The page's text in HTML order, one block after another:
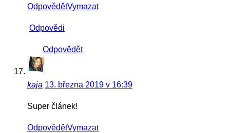
OdpovědětVymazat
Odpovědi
Odpovědět
kaja 13. března 2019 v 16:39
Super článek!
OdpovědětVymazat